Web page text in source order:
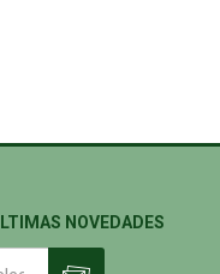
NOVEDADES